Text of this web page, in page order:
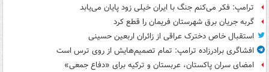
ترامپ: فکر می‌کنم جنگ با ایران خیلی زود پایان می‌یابد
گربه جریان برق شهرستان فریمان را قطع کرد
استقبال خاص دخترک عراقی از زائران اربعین حسینی
افشاگری برادرزاده ترامپ: تمام تصمیم‌هایش از روی ترس است
امضای سران پاکستان، عربستان و ترکیه برای «دفاع جمعی»